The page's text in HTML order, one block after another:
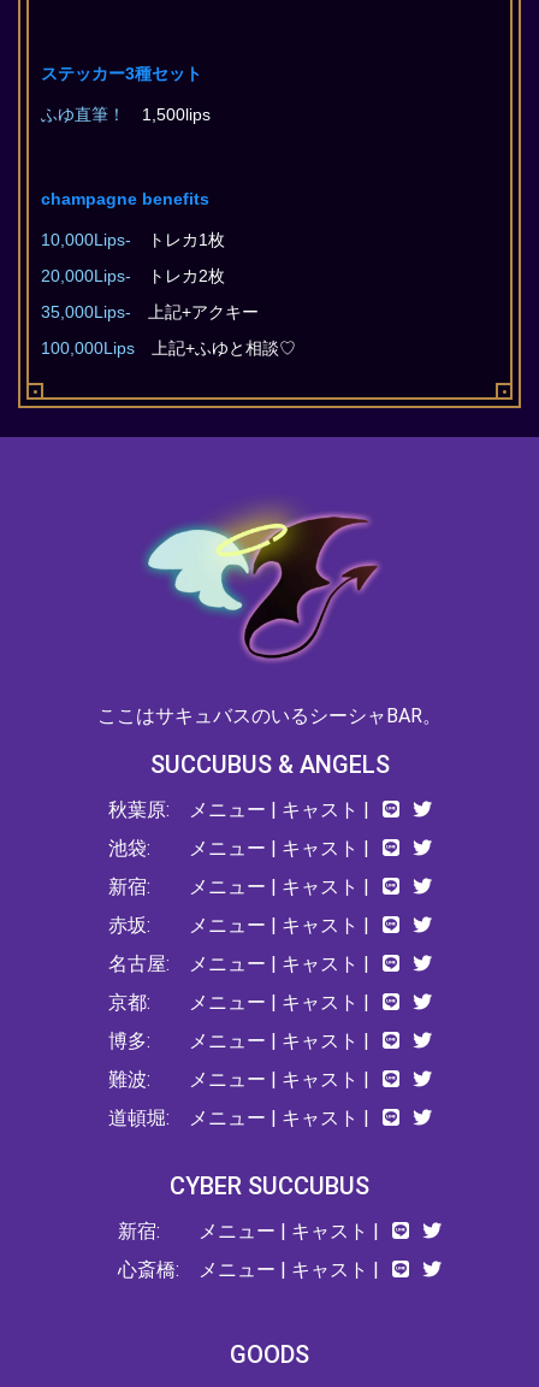
ステッカー3種セット
ふゆ直筆！ 1,500lips
champagne benefits
10,000Lips- トレカ1枚
20,000Lips- トレカ2枚
35,000Lips- 上記+アクキー
100,000Lips 上記+ふゆと相談♡
ここはサキュバスのいるシーシャBAR。
SUCCUBUS & ANGELS
秋葉原:
池袋:
新宿:
赤坂:
名古屋:
京都:
博多:
難波:
道頓堀:
メニュー | キャスト |
メニュー | キャスト |
メニュー | キャスト |
メニュー | キャスト |
メニュー | キャスト |
メニュー | キャスト |
メニュー | キャスト |
メニュー | キャスト |
メニュー | キャスト |
CYBER SUCCUBUS
新宿:
心斎橋:
メニュー キャスト
メニュー
キャスト
GOODS